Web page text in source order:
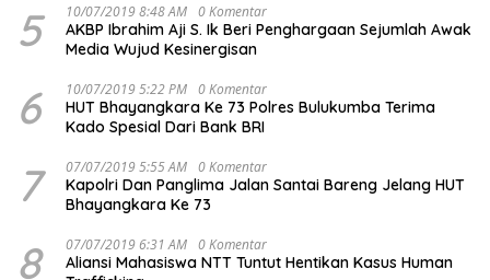
5 10/07/2019 8:48 AM 0 Komentar
AKBP Ibrahim Aji S. Ik Beri Penghargaan Sejumlah Awak
Media Wujud Kesinergisan
6 10/07/2019 5:22 PM 0 Komentar
HUT Bhayangkara Ke 73 Polres Bulukumba Terima
Kado Spesial Dari Bank BRI
7 07/07/2019 5:55 AM 0 Komentar
Kapolri Dan Panglima Jalan Santai Bareng Jelang HUT
Bhayangkara Ke 73
8 07/07/2019 6:31 AM 0 Komentar
Aliansi Mahasiswa NTT Tuntut Hentikan Kasus Human